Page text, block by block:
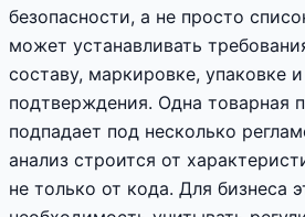
безопасности, а не просто
может устанавливать
составу, маркировке, упаковке
подтверждения. Одна товарная
подпадает под несколько
анализ строится от
не только от кода. Для бизнеса